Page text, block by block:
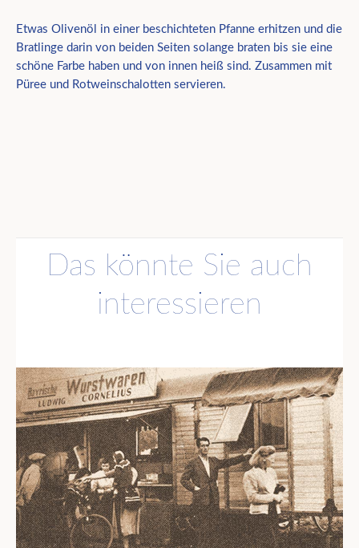
Etwas Olivenöl in einer beschichteten Pfanne erhitzen und die
Bratlinge darin von beiden Seiten solange braten bis sie eine
schöne Farbe haben und von innen heiß sind. Zusammen mit
Püree und Rotweinschalotten servieren.
Das könnte Sie auch
interessieren